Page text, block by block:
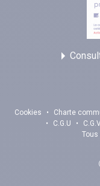
Cookies • Charte
•
C.G.U •